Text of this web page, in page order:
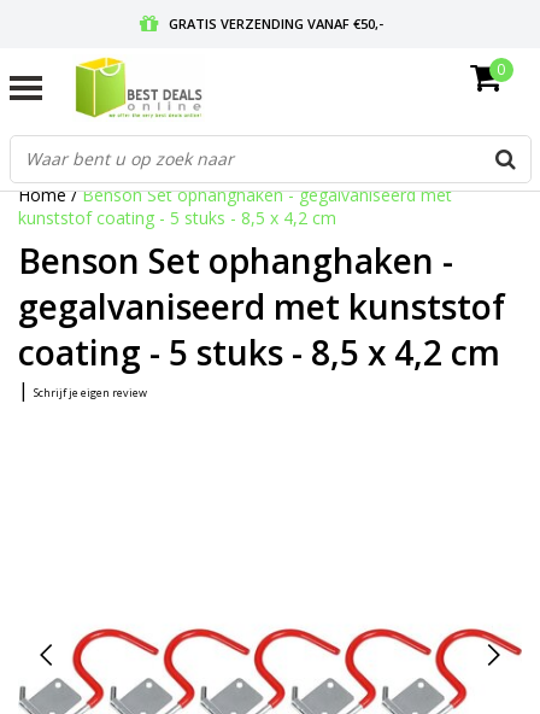
GRATIS VERZENDING VANAF €50,-
GRATIS RETOURNEREN EN 30 DAGEN BEDENKTIJD
0
Home/Benson Set ophanghaken - gegalvaniseerd met
kunststof coating - 5 stuks - 8,5 x 4,2 cm
Benson Set ophanghaken -
gegalvaniseerd met kunststof
coating - 5 stuks - 8,5 x 4,2 cm
| Schrijf je eigen review